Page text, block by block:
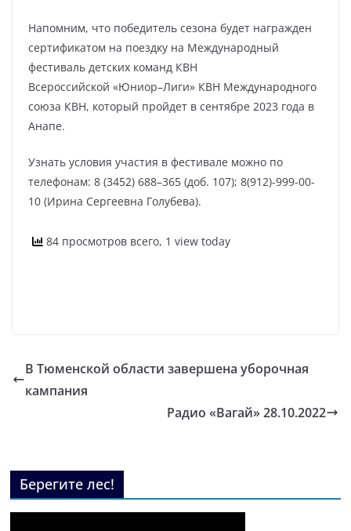
Напомним, что победитель сезона будет награжден
сертификатом на поездку на Международный
фестиваль детских команд КВН
Всероссийской «Юниор–Лиги» КВН Международного
союза КВН, который пройдет в сентябре 2023 года в
Анапе.
Узнать условия участия в фестивале можно по
телефонам: 8 (3452) 688–365 (доб. 107); 8(912)-999-00-
10 (Ирина Сергеевна Голубева).
84 просмотров всего, 1 view today
В Тюменской области завершена уборочная
кампания
Радио «Вагай» 28.10.2022
Берегите лес!